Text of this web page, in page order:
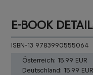
E-BOOK
ISBN-13 9783990555064
Österreich: 15.99 EUR
Deutschland: 15.99 EUR